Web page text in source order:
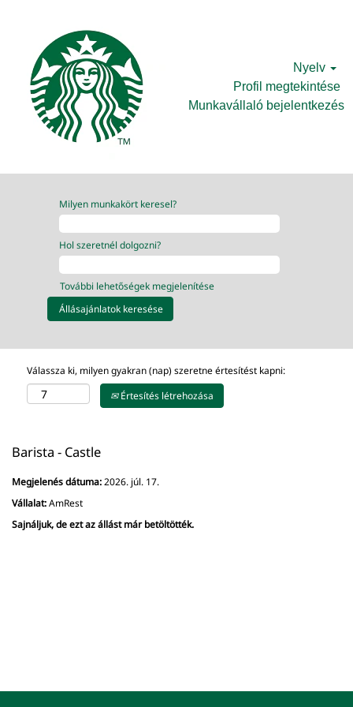
Nyelv
Profil megtekintése
Munkavállaló bejelentkezés
Milyen munkakört keresel?
Hol szeretnél dolgozni?
További lehetőségek megjelenítése
Válassza ki, milyen gyakran (nap) szeretne értesítést kapni:
Értesítés létrehozása
Barista - Castle
Megjelenés dátuma:2026. júl. 17.
Vállalat:AmRest
Sajnáljuk, de ezt az állást már betöltötték.